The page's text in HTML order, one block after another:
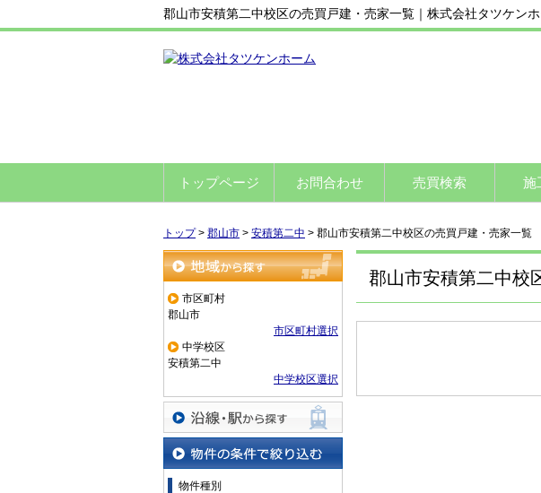
郡山市安積第二中校区の売買戸建・売家一覧｜株式会社タツケン
トップページ お問合わせ 売買検索 施
トップ> 郡山市 > 安積第二中 > 郡山市安積第二中校区の売買戸建・売家一覧
地域から探す
市区町村
郡山市
市区町村選択
中学校区
安積第二中
中学校区選択
沿線・駅から探す
物件の条件で絞り込む
物件種別
郡山市安積第二中校